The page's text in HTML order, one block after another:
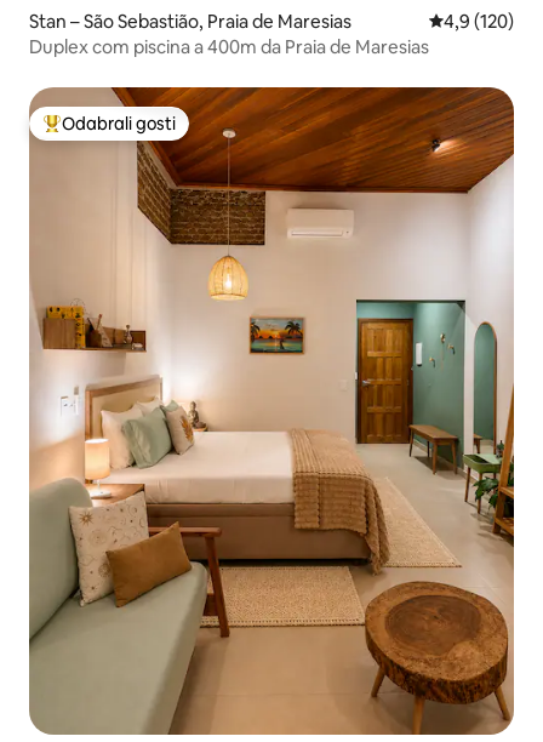
Stan – São Sebastião, Praia de Maresias Prosječna
4,9 (120)
Duplex com piscina a 400m da Praia de Maresias
Među najviše rangiranima s oznakom „Odabrali gosti”
Odabrali gosti